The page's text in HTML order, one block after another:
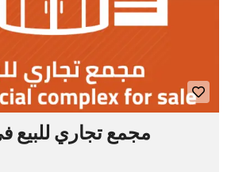
مجمع تجاري للبيع